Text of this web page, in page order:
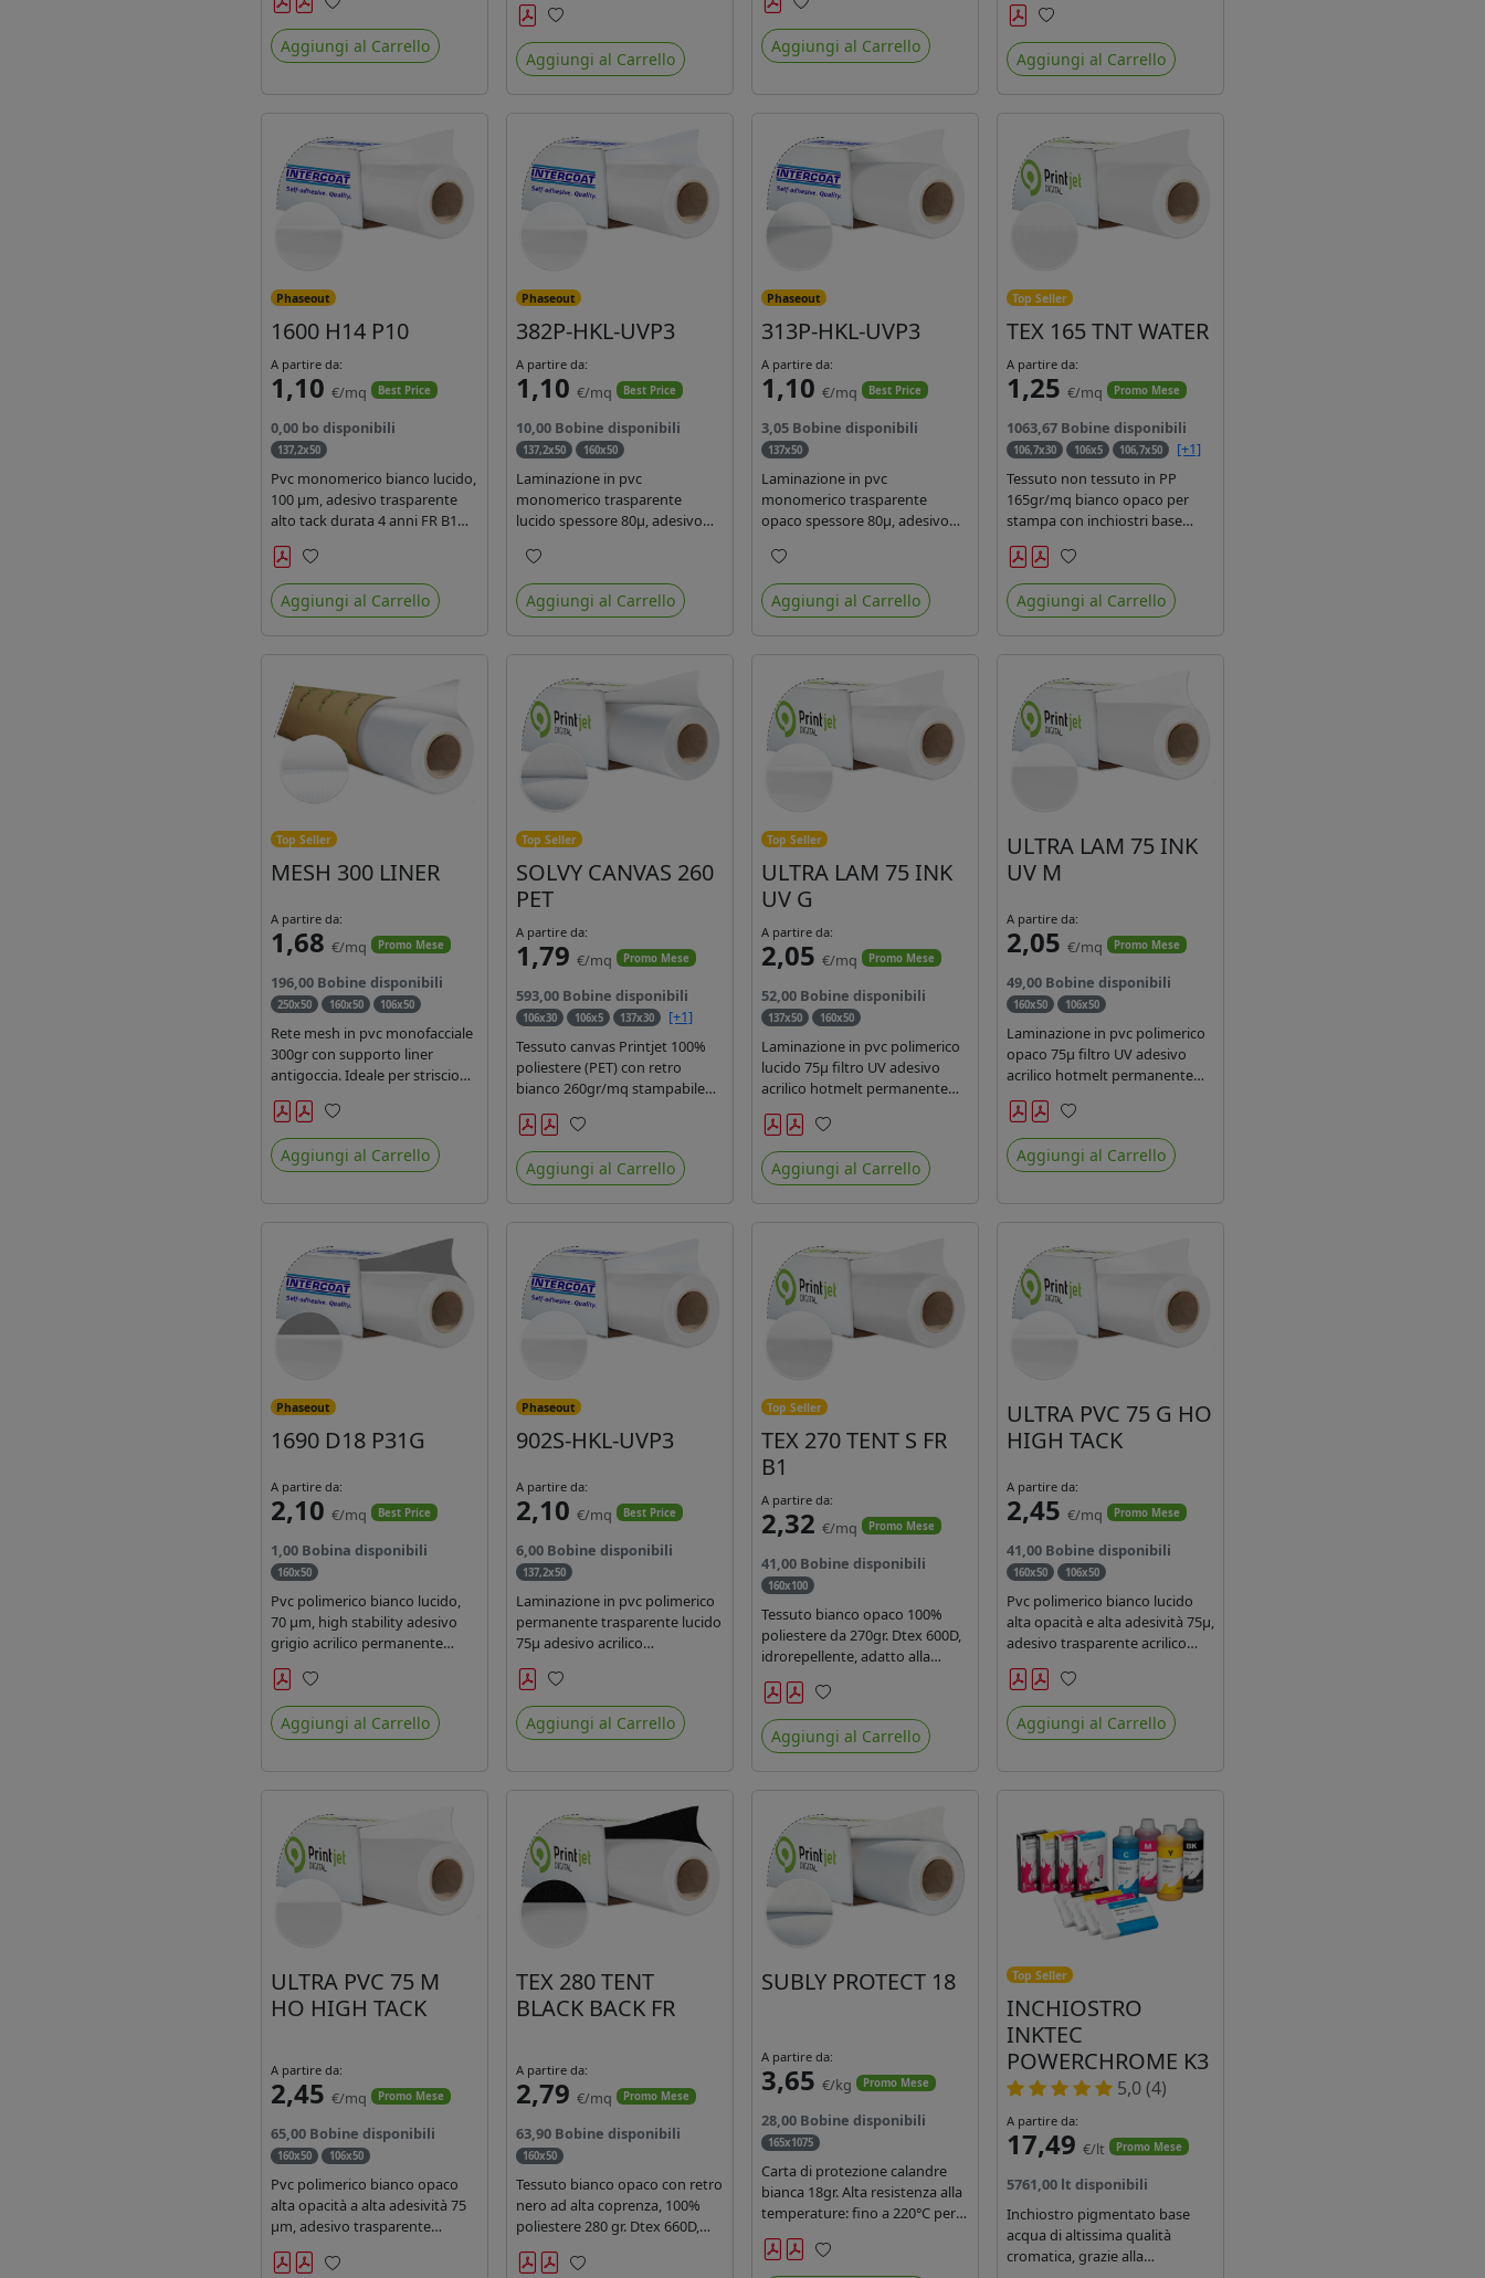
latex.
Preferiti
Aggiungi al Carrello
in carta kraft monosiliconata da
135 gr, REACH compliant per
stampa con inchiostri solvente
Preferiti
Aggiungi al Carrello
3 anni. Dotato di certificato FR
B1 e conforme alla normativa
REACH.
Preferiti
Aggiungi al Carrello
anni, certificato FR B1,
conforme al REACH, stampa
con ink solvente, ecosolvente,
Preferiti
Aggiungi al Carrello
Phaseout
1600 H14 P10
A partire da:
1,10 €/mq Best Price
0,00 bo disponibili
137,2x50
Pvc monomerico bianco lucido,
100 µm, adesivo trasparente
alto tack durata 4 anni FR B1
REACH per stampa solvente
ecosolvente uv latex, Liner in
carta KRAFT monosiliconata
135gr. brand Intercoat.
Preferiti
Aggiungi al Carrello
Phaseout
382P-HKL-UVP3
A partire da:
1,10 €/mq Best Price
10,00 Bobine disponibili
137,2x50 160x50
Laminazione in pvc
monomerico trasparente
lucido spessore 80µ, adesivo
permanente, liner in carta
glassine siliconata da 72 gr.
Durata 3 anni, ideale per
Preferiti
Aggiungi al Carrello
Phaseout
313P-HKL-UVP3
A partire da:
1,10 €/mq Best Price
3,05 Bobine disponibili
137x50
Laminazione in pvc
monomerico trasparente
opaco spessore 80µ, adesivo
specifico per ink uv, liner in
carta kraft da 90gr. Durata 3
anni, dotata di filtro uv, idonea
Preferiti
Aggiungi al Carrello
Top Seller
TEX 165 TNT WATER
A partire da:
1,25 €/mq Promo Mese
1063,67 Bobine disponibili
106,7x30 106x5 106,7x50
[+1]
Tessuto non tessuto in PP
165gr/mq bianco opaco per
stampa con inchiostri base
acqua, latex, uv, ecosolvente.
Finitura a rombi spundbond e
coating superficiale con totale
assenza di peluria. Occhiellabile,
Preferiti
Aggiungi al Carrello
Top Seller
MESH 300 LINER
A partire da:
1,68 €/mq Promo Mese
196,00 Bobine disponibili
250x50 160x50 106x50
Rete mesh in pvc monofacciale
300gr con supporto liner
antigoccia. Ideale per striscioni
e coperture antivento.
Saldabile, stampabile con
inchiostri solvente,
ecosolvente, uv e latex. Densità
Preferiti
Aggiungi al Carrello
Top Seller
SOLVY CANVAS 260
PET
A partire da:
1,79 €/mq Promo Mese
593,00 Bobine disponibili
106x30 106x5 137x30
[+1]
Tessuto canvas Printjet 100%
poliestere (PET) con retro
bianco 260gr/mq stampabile
con inchiostri solvente,
ecosolvente, uv e latex.
Preferiti
Aggiungi al Carrello
Top Seller
ULTRA LAM 75 INK
UV G
A partire da:
2,05 €/mq Promo Mese
52,00 Bobine disponibili
137x50 160x50
Laminazione in pvc polimerico
lucido 75µ filtro UV adesivo
acrilico hotmelt permanente
specifico per stampe con
inchiostri UV durata 7 anni
indoor e 5 outdoor. Dotato di
certificato ignifugo Bs1d0.
Preferiti
Aggiungi al Carrello
ULTRA LAM 75 INK
UV M
A partire da:
2,05 €/mq Promo Mese
49,00 Bobine disponibili
160x50 106x50
Laminazione in pvc polimerico
opaco 75µ filtro UV adesivo
acrilico hotmelt permanente
specifico per stampe con
inchiostri UV durata 7 anni
indoor e 5 outdoor. Dotato di
certificato ignifugo Bs1d0.
Preferiti
Aggiungi al Carrello
Phaseout
1690 D18 P31G
A partire da:
2,10 €/mq Best Price
1,00 Bobina disponibili
160x50
Pvc polimerico bianco lucido,
70 µm, high stability adesivo
grigio acrilico permanente
durata 5-7 anni, per stampe
con inchiostri solvente,
ecosolvente, UV e latex.
Preferiti
Aggiungi al Carrello
Phaseout
902S-HKL-UVP3
A partire da:
2,10 €/mq Best Price
6,00 Bobine disponibili
137,2x50
Laminazione in pvc polimerico
permanente trasparente lucido
75µ adesivo acrilico
permanente durata 5 anni con
filtro uv, carta kraft. Ideale per
stampe con inchiostro
ecosolvente, UV e latex.
Preferiti
Aggiungi al Carrello
Top Seller
TEX 270 TENT S FR
B1
A partire da:
2,32 €/mq Promo Mese
41,00 Bobine disponibili
160x100
Tessuto bianco opaco 100%
poliestere da 270gr. Dtex 600D,
idrorepellente, adatto alla
stampa solvente, ecosolvente,
uv, latex (di terza generazione).
Ideale per tende ,coperture
gazebo, prodotti gonfiabili o
Preferiti
Aggiungi al Carrello
ULTRA PVC 75 G HO
HIGH TACK
A partire da:
2,45 €/mq Promo Mese
41,00 Bobine disponibili
160x50 106x50
Pvc polimerico bianco lucido
alta opacità e alta adesività 75µ,
adesivo trasparente acrilico
hotmelt permanente, durata 5-
7 anni, liner 140gr PE su
entrambi lati. Prestazioni di alto
livello. Dotato di certificato
Preferiti
Aggiungi al Carrello
ULTRA PVC 75 M
HO HIGH TACK
A partire da:
2,45 €/mq Promo Mese
65,00 Bobine disponibili
160x50 106x50
Pvc polimerico bianco opaco
alta opacità a alta adesività 75
µm, adesivo trasparente
acrilico hotmelt permanente,
durata 5-7 anni liner 140gr PE
TEX 280 TENT
BLACK BACK FR
A partire da:
2,79 €/mq Promo Mese
63,90 Bobine disponibili
160x50
Tessuto bianco opaco con retro
nero ad alta coprenza, 100%
poliestere 280 gr. Dtex 660D,
idrorepellente, adatto alla
stampa sublimatica indiretta.
SUBLY PROTECT 18
A partire da:
3,65 €/kg Promo Mese
28,00 Bobine disponibili
165x1075
Carta di protezione calandre
bianca 18gr. Alta resistenza alla
temperature: fino a 220°C per
40 secondi. Lunghezza 1075
mtl, peso kg 35, diam. 20cm.
Preferiti
Top Seller
INCHIOSTRO
INKTEC
POWERCHROME K3
5,0 (4)
A partire da:
17,49 €/lt Promo Mese
5761,00 lt disponibili
Inchiostro pigmentato base
acqua di altissima qualità
cromatica, grazie alla